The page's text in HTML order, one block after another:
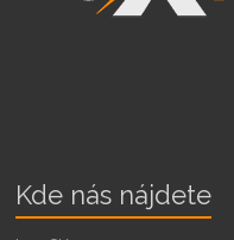
Kde nás nájdete